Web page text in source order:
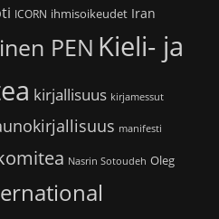
ICORN ihmisoikeudet Iran
PEN Kieli- ja
kirjallisuus kirjamessut
manifesti
Nasrin Sotoudeh Oleg